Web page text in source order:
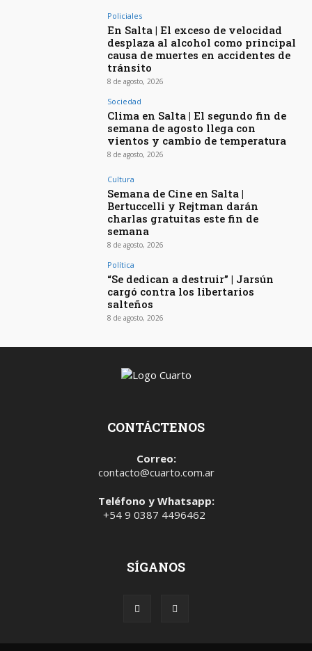
Policiales
En Salta | El exceso de velocidad
desplaza al alcohol como principal
causa de muertes en accidentes de
tránsito
8 de agosto, 2026
Sociedad
Clima en Salta | El segundo fin de
semana de agosto llega con
vientos y cambio de temperatura
8 de agosto, 2026
Cultura
Semana de Cine en Salta |
Bertuccelli y Rejtman darán
charlas gratuitas este fin de
semana
8 de agosto, 2026
Política
“Se dedican a destruir” | Jarsún
cargó contra los libertarios
salteños
8 de agosto, 2026
CONTÁCTENOS
Correo:
contacto@cuarto.com.ar
Teléfono y Whatsapp:
+54 9 0387 4496462
SÍGANOS